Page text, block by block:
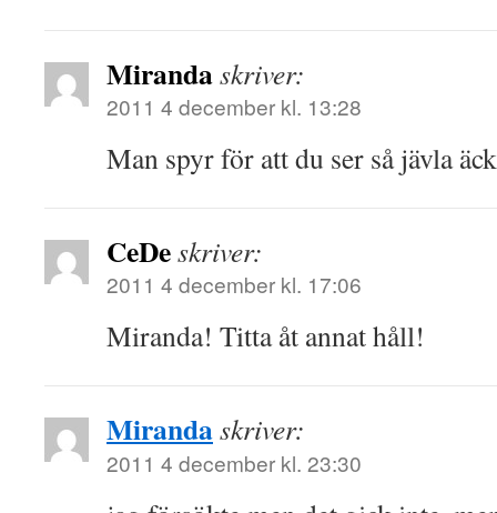
Mirandaskriver:
2011 4 december kl. 13:28
Man spyr för att du ser så jävla
CeDeskriver:
2011 4 december kl. 17:06
Miranda! Titta åt annat håll!
Mirandaskriver:
2011 4 december kl. 23:30